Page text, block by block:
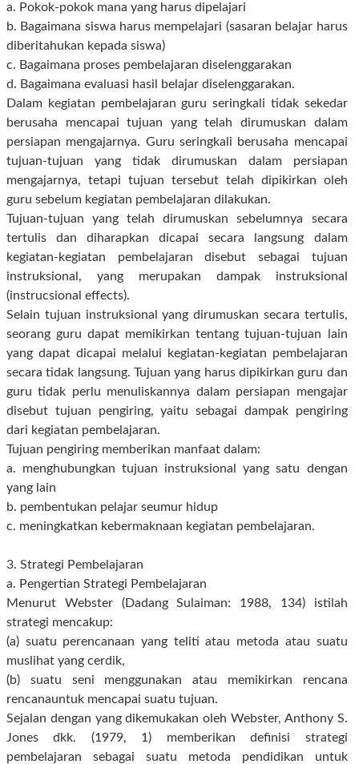
a. Pokok-pokok mana yang harus dipelajari
b. Bagaimana siswa harus mempelajari (sasaran belajar harus
diberitahukan kepada siswa)
c. Bagaimana proses pembelajaran diselenggarakan
d. Bagaimana evaluasi hasil belajar diselenggarakan.
Dalam kegiatan pembelajaran guru seringkali tidak sekedar
berusaha mencapai tujuan yang telah dirumuskan dalam
persiapan mengajarnya. Guru seringkali berusaha mencapai
tujuan-tujuan yang tidak dirumuskan dalam persiapan
mengajarnya, tetapi tujuan tersebut telah dipikirkan oleh
guru sebelum kegiatan pembelajaran dilakukan.
Tujuan-tujuan yang telah dirumuskan sebelumnya secara
tertulis dan diharapkan dicapai secara langsung dalam
kegiatan-kegiatan pembelajaran disebut sebagai tujuan
instruksional, yang merupakan dampak instruksional
(instrucsional effects).
Selain tujuan instruksional yang dirumuskan secara tertulis,
seorang guru dapat memikirkan tentang tujuan-tujuan lain
yang dapat dicapai melalui kegiatan-kegiatan pembelajaran
secara tidak langsung. Tujuan yang harus dipikirkan guru dan
guru tidak perlu menuliskannya dalam persiapan mengajar
disebut tujuan pengiring, yaitu sebagai dampak pengiring
dari kegiatan pembelajaran.
Tujuan pengiring memberikan manfaat dalam:
a. menghubungkan tujuan instruksional yang satu dengan
yang lain
b. pembentukan pelajar seumur hidup
c. meningkatkan kebermaknaan kegiatan pembelajaran.
3. Strategi Pembelajaran
a. Pengertian Strategi Pembelajaran
Menurut Webster (Dadang Sulaiman: 1988, 134) istilah
strategi mencakup:
(a) suatu perencanaan yang teliti atau metoda atau suatu
muslihat yang cerdik,
(b) suatu seni menggunakan atau memikirkan rencana
rencanauntuk mencapai suatu tujuan.
Sejalan dengan yang dikemukakan oleh Webster, Anthony S.
Jones dkk. (1979, 1) memberikan definisi strategi
pembelajaran sebagai suatu metoda pendidikan untuk